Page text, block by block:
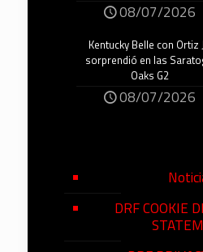
08/07/2026
Kentucky Belle con Ortiz
sorprendió en las
Oaks G2
08/07/2026
DRF COOKIE